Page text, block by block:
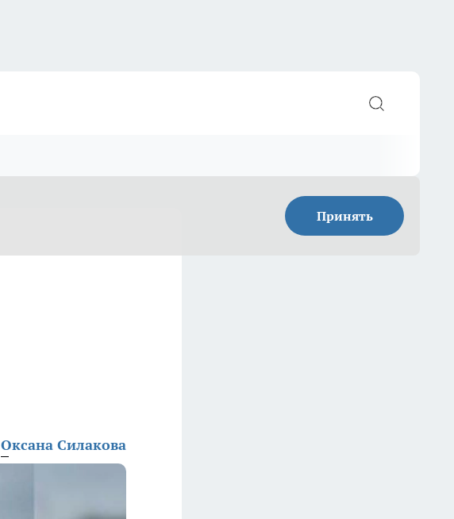
Принять
Оксана Силакова